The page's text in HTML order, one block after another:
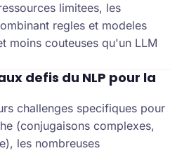
limitees, les
regles et modeles
moins couteuses qu'un LLM
defis du NLP pour la
challenges specifiques pour
(conjugaisons complexes,
les nombreuses